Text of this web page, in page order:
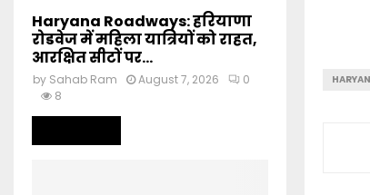
Haryana Roadways: हरियाणा
रोडवेज में महिला यात्रियों को राहत,
आरक्षित सीटों पर...
by Sahab Ram August 7, 2026
0
8